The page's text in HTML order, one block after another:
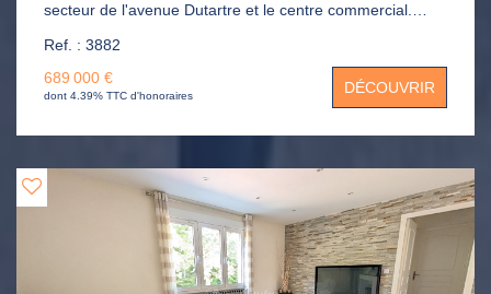
secteur de l'avenue Dutartre et le centre commercial.
entrée, double séjour de 40m² donnant sur balcon-
terrasse, cuisine indépendante, 3 chambres sur balcon
dont une suite parentale de 20m². salle de bains, salle de
caves directement accessible par l'ascenseur.
Ref. : 3882
689 000 €
dont 4.39% TTC d'honoraires DÉCOUVRIR